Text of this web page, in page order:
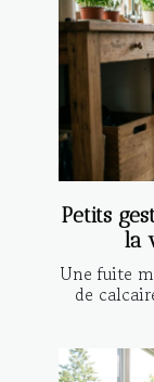
Petits
la
Une fuite
de